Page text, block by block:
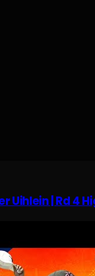
| Rd 4